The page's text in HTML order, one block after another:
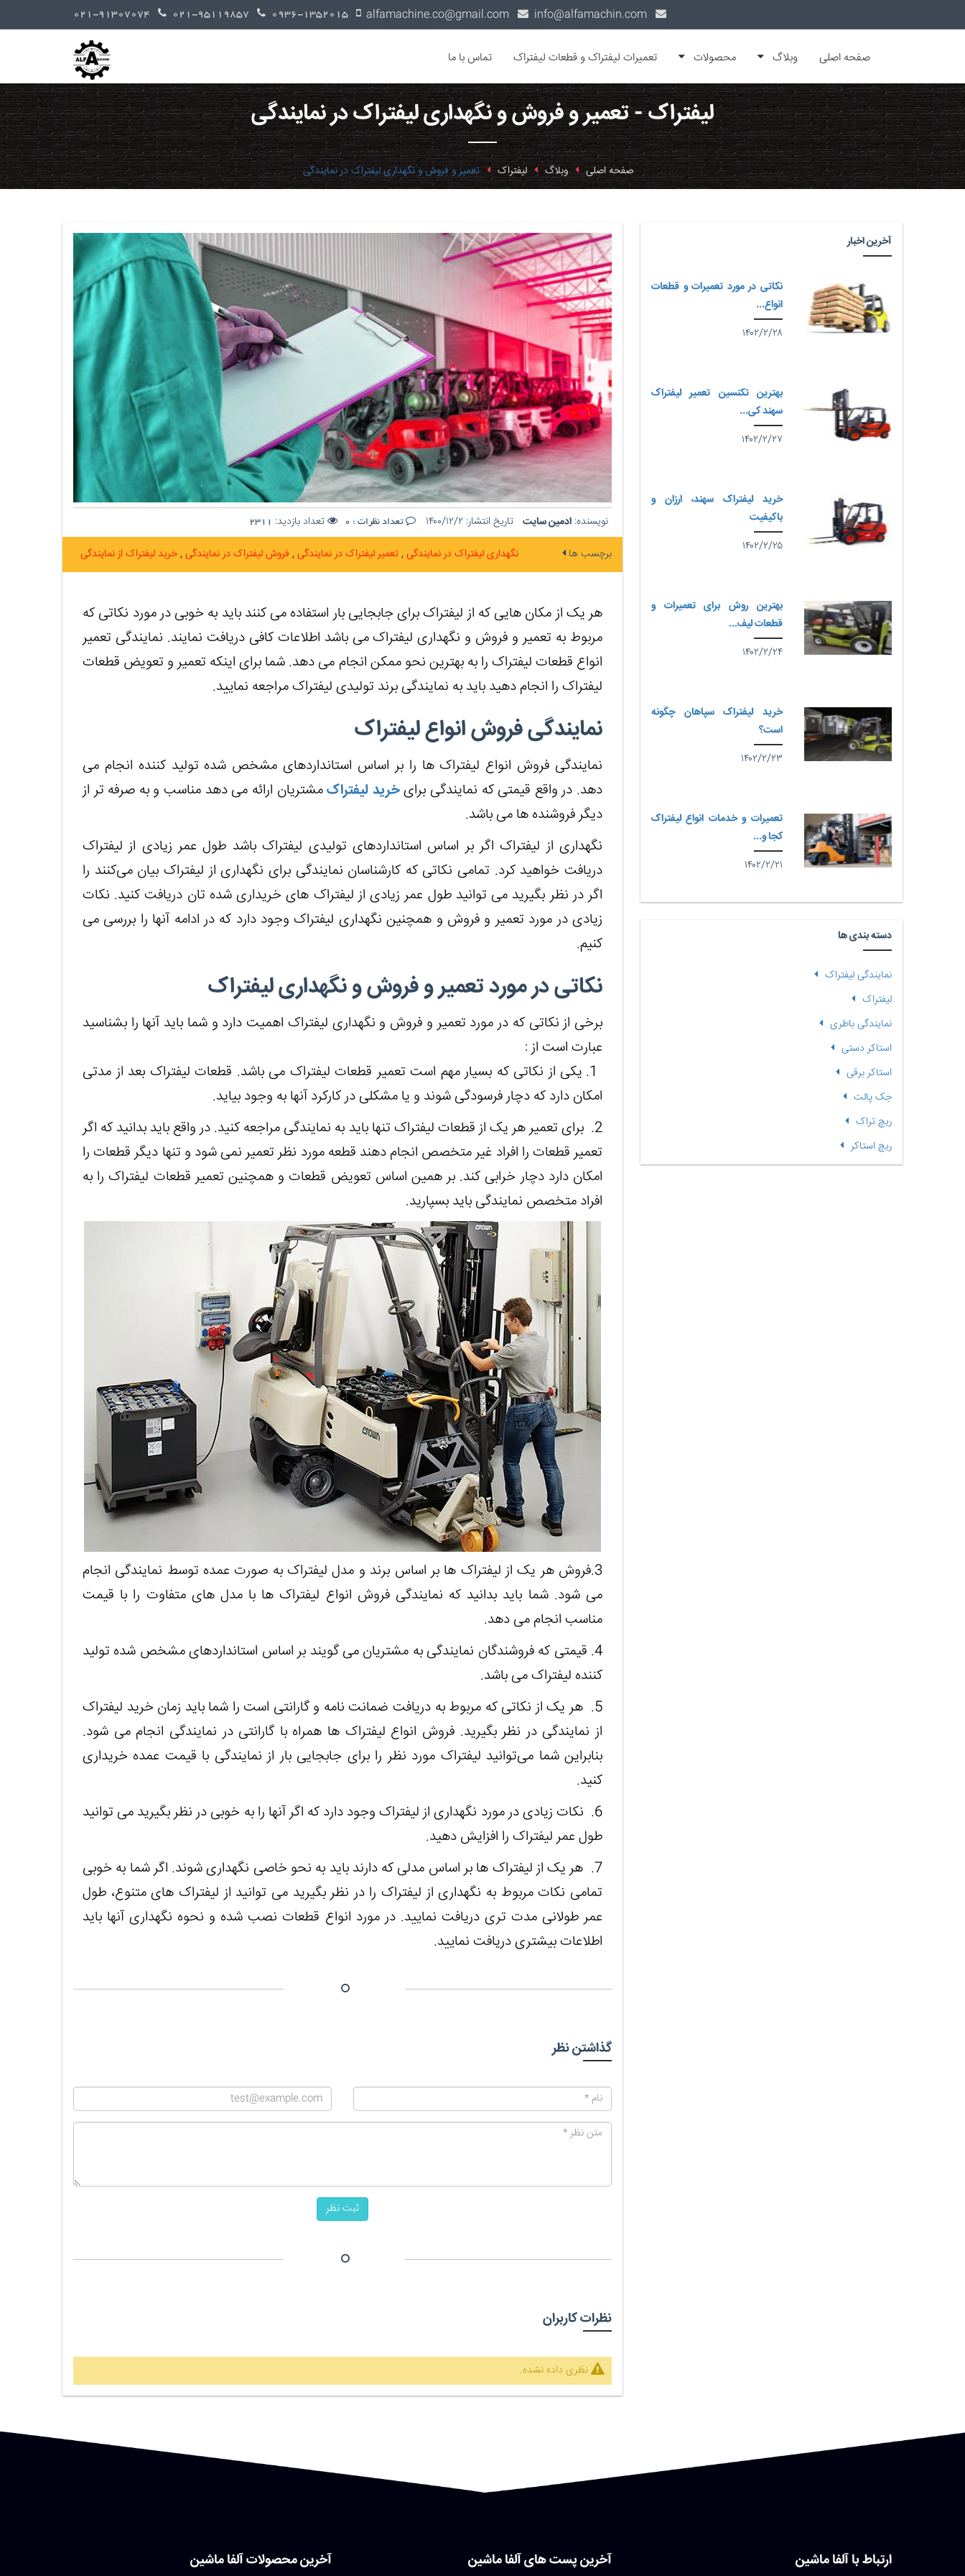
صفحه اصلی وبلاگ محصولات تعمیرات لیفتراک و قطعات لیفتراک تماس با ما
لیفتراک - تعمیر و فروش و نگهداری لیفتراک در نمایندگی
صفحه اصلی وبلاگ لیفتراک تعمیر و فروش و نگهداری لیفتراک در نمایندگی
نویسنده: ادمین سایت تاریخ انتشار: ۱۴۰۰/۱۲/۲ تعداد نظرات : 0 تعداد بازدید: 2311
برچسب ها نگهداری لیفتراک در نمایندگی تعمیر لیفتراک در نمایندگی فروش لیفتراک در نمایندگی خرید لیفتراک از نمایندگی
هر یک از مکان هایی که از لیفتراک برای جابجایی بار استفاده می ‌کنند باید به خوبی در مورد نکاتی که
مربوط به تعمیر و فروش و نگهداری لیفتراک می ‌باشد اطلاعات کافی دریافت نمایند. نمایندگی تعمیر
انواع قطعات لیفتراک را به بهترین نحو ممکن انجام می دهد. شما برای اینکه تعمیر و تعویض قطعات
لیفتراک را انجام دهید باید به نمایندگی برند تولیدی لیفتراک مراجعه نمایید.
نمایندگی فروش انواع لیفتراک
نمایندگی فروش انواع لیفتراک ها را بر اساس استانداردهای مشخص شده تولید کننده انجام می
دهد. در واقع قیمتی که نمایندگی برایخرید لیفتراکمشتریان ارائه می دهد مناسب و به صرفه تر از
دیگر فروشنده ها می باشد.
نگهداری از لیفتراک اگر بر اساس استانداردهای تولیدی لیفتراک باشد طول عمر زیادی از لیفتراک
دریافت خواهید کرد. تمامی نکاتی که کارشناسان نمایندگی برای نگهداری از لیفتراک بیان می‌کنند را
اگر در نظر بگیرید می توانید طول عمر زیادی از لیفتراک های خریداری شده تان دریافت کنید. نکات
زیادی در مورد تعمیر و فروش و همچنین نگهداری لیفتراک وجود دارد که در ادامه آنها را بررسی می
کنیم.
نکاتی در مورد تعمیر و فروش و نگهداری لیفتراک
برخی از نکاتی که در مورد تعمیر و فروش و نگهداری لیفتراک اهمیت دارد و شما باید آنها را بشناسید
عبارت است از :
1. یکی از نکاتی که بسیار مهم است تعمیر قطعات لیفتراک می باشد. قطعات لیفتراک بعد از مدتی
امکان دارد که دچار فرسودگی شوند و یا مشکلی در کارکرد آنها به وجود بیاید.
2. برای تعمیر هر یک از قطعات لیفتراک تنها باید به نمایندگی مراجعه کنید. در واقع باید بدانید که اگر
تعمیر قطعات را افراد غیر متخصص انجام دهند قطعه مورد نظر تعمیر نمی ‌شود و تنها دیگر قطعات را
امکان دارد دچار خرابی کند. بر همین اساس تعویض قطعات و همچنین تعمیر قطعات لیفتراک را به
افراد متخصص نمایندگی باید بسپارید.
3.فروش هر یک از لیفتراک ها بر اساس برند و مدل لیفتراک به صورت عمده توسط نمایندگی انجام
می ‌شود. شما باید بدانید که نمایندگی فروش انواع لیفتراک ها با مدل های متفاوت را با قیمت
مناسب انجام می‌ دهد.
4. قیمتی که فروشندگان نمایندگی به مشتریان می ‌گویند بر اساس استانداردهای مشخص شده تولید
کننده لیفتراک می ‌باشد.
5. هر یک از نکاتی که مربوط به دریافت ضمانت‌ نامه و گارانتی است را شما باید زمان خرید لیفتراک
از نمایندگی در نظر بگیرید. فروش انواع لیفتراک ها همراه با گارانتی در نمایندگی انجام می ‌شود.
بنابراین شما می‌توانید لیفتراک مورد نظر را برای جابجایی بار از نمایندگی با قیمت عمده خریداری
کنید.
6. نکات زیادی در مورد نگهداری از لیفتراک وجود دارد که اگر آنها را به خوبی در نظر بگیرید می توانید
طول عمر لیفتراک را افزایش دهید.
7. هر یک از لیفتراک ها بر اساس مدلی که دارند باید به نحو خاصی نگهداری شوند. اگر شما به خوبی
تمامی نکات مربوط به نگهداری از لیفتراک را در نظر بگیرید می توانید از لیفتراک های متنوع، طول
عمر طولانی مدت تری دریافت نمایید. در مورد انواع قطعات نصب شده و نحوه نگهداری آنها باید
اطلاعات بیشتری دریافت نمایید.
گذاشتن نظر
ثبت نظر
نظرات کاربران
نظری داده نشده.
آخرین اخبار
نکاتی در مورد تعمیرات و قطعات
انواع...
۱۴۰۲/۲/۲۸
بهترین تکنسین تعمیر لیفتراک
سهند کی...
۱۴۰۲/۲/۲۷
خرید لیفتراک سهند، ارزان و
باکیفیت
۱۴۰۲/۲/۲۵
بهترین روش برای تعمیرات و
قطعات لیف...
۱۴۰۲/۲/۲۴
خرید لیفتراک سپاهان چگونه
است؟
۱۴۰۲/۲/۲۳
تعمیرات و خدمات انواع لیفتراک
کجا و...
۱۴۰۲/۲/۲۱
دسته بندی ها
نمایندگی لیفتراک
لیفتراک
نمایندگی باطری
استاکر دستی
استاکر برقی
جک پالت
ریچ تراک
ریچ استاکر
ارتباط با آلفا ماشین آخرین پست های آلفا ماشین آخرین محصولات آلفا ماشین